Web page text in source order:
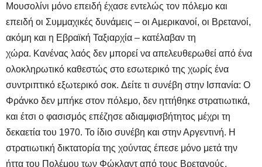
Μουσολίνι μόνο επειδή έχασε εντελώς τον πόλεμο και
επειδή οι Συμμαχικές δυνάμεις – οι Αμερικανοί, οι Βρετανοί,
ακόμη και η Εβραϊκή Ταξιαρχία – κατέλαβαν τη
χώρα. Κανένας λαός δεν μπορεί να απελευθερωθεί από ένα
ολοκληρωτικό καθεστώς στο εσωτερικό της χωρίς ένα
συντριπτικό εξωτερικό σοκ. Δείτε τι συνέβη στην Ισπανία: Ο
Φράνκο δεν μπήκε στον πόλεμο, δεν ηττήθηκε στρατιωτικά,
και έτσι ο φασισμός επέζησε αδιαμφισβήτητος μέχρι τη
δεκαετία του 1970. Το ίδιο συνέβη και στην Αργεντινή. Η
στρατιωτική δικτατορία της χούντας έπεσε μόνο μετά την
ήττα του Πολέμου των Φώκλαντ από τους Βρετανούς.